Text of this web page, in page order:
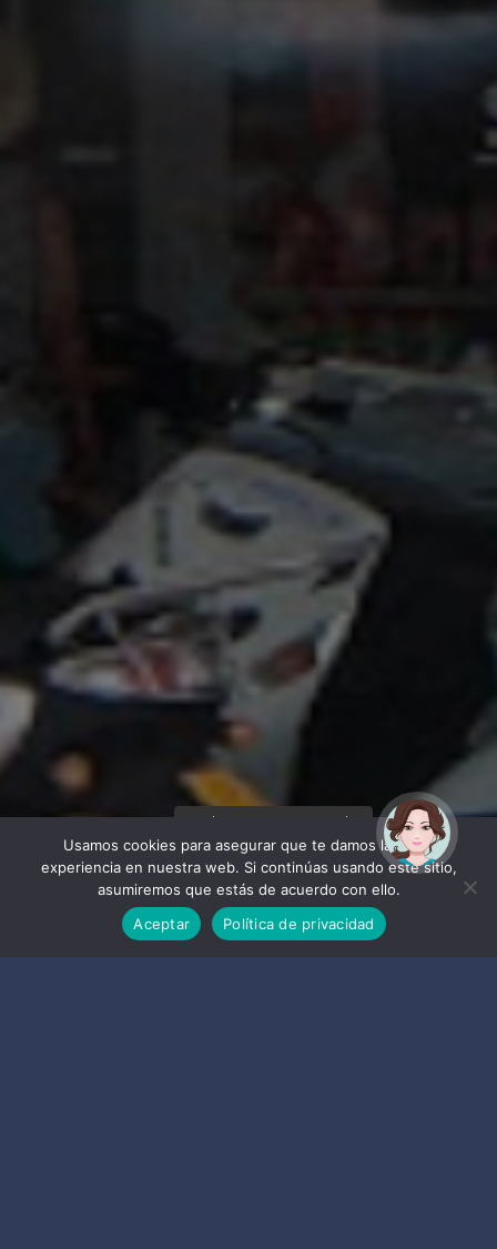
Usamos cookies para asegurar que te damos la mejor
experiencia en nuestra web. Si continúas usando este sitio,
asumiremos que estás de acuerdo con ello.
Aceptar
Política de privacidad
¡Hola! Soy Noy. ¿Puedo
ayudarte?